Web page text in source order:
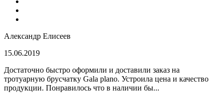
Александр Елисеев
15.06.2019
Достаточно быстро оформили и доставили заказ на
тротуарную брусчатку Gala plano. Устроила цена и качество
продукции. Понравилось что в наличии бы...